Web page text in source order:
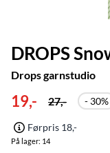
DROPS
Drops garnstudio
19,- 27,- - 30%
Førpris 18,-
På lager: 14